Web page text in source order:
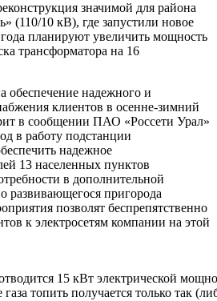
значимой для района
(110/10 кВ), где запустили новое
планируют увеличить мощность
трансформатора на 16
надежного и
клиентов в осенне-зимний
в сообщении ПАО «Россети Урал»
в работу подстанции
надежное
13 населенных пунктов
в дополнительной
развивающегося пригорода
позволят беспрепятственно
к электросетям компании на этой
15 кВт электрической
газа топить получается только так